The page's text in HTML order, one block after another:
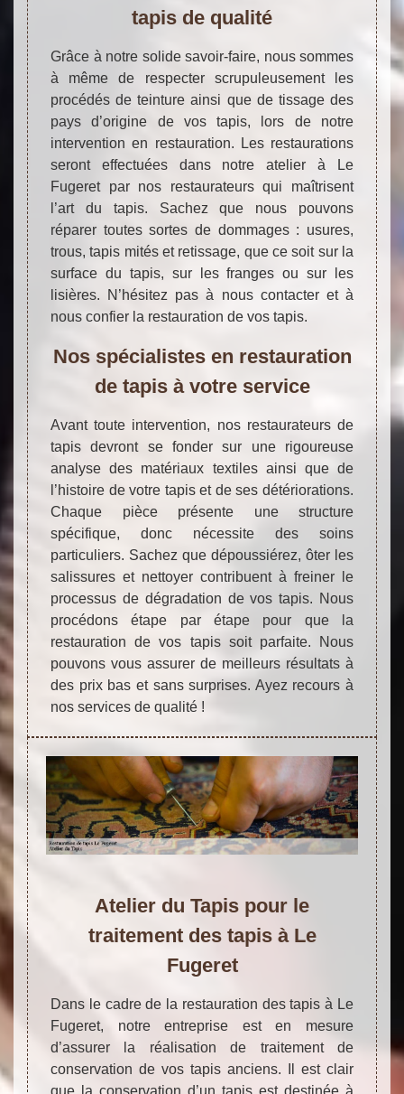
tapis de qualité
Grâce à notre solide savoir-faire, nous sommes
à même de respecter scrupuleusement les
procédés de teinture ainsi que de tissage des
pays d’origine de vos tapis, lors de notre
intervention en restauration. Les restaurations
seront effectuées dans notre atelier à Le
Fugeret par nos restaurateurs qui maîtrisent
l’art du tapis. Sachez que nous pouvons
réparer toutes sortes de dommages : usures,
trous, tapis mités et retissage, que ce soit sur la
surface du tapis, sur les franges ou sur les
lisières. N’hésitez pas à nous contacter et à
nous confier la restauration de vos tapis.
Nos spécialistes en restauration
de tapis à votre service
Avant toute intervention, nos restaurateurs de
tapis devront se fonder sur une rigoureuse
analyse des matériaux textiles ainsi que de
l’histoire de votre tapis et de ses détériorations.
Chaque pièce présente une structure
spécifique, donc nécessite des soins
particuliers. Sachez que dépoussiérez, ôter les
salissures et nettoyer contribuent à freiner le
processus de dégradation de vos tapis. Nous
procédons étape par étape pour que la
restauration de vos tapis soit parfaite. Nous
pouvons vous assurer de meilleurs résultats à
des prix bas et sans surprises. Ayez recours à
nos services de qualité !
Atelier du Tapis pour le
traitement des tapis à Le
Fugeret
Dans le cadre de la restauration des tapis à Le
Fugeret, notre entreprise est en mesure
d’assurer la réalisation de traitement de
conservation de vos tapis anciens. Il est clair
que la conservation d’un tapis est destinée à